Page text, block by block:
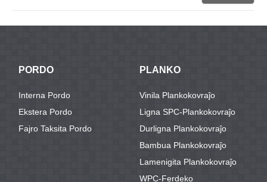
PORDO
Interna Pordo
Ekstera Pordo
Fajro Taksita Pordo
PLANKO
Vinila Plankokovraĵo
Ligna SPC-Plankokovraĵo
Durligna Plankokovraĵo
Bambua Plankokovraĵo
Lamenigita Plankokovraĵo
WPC-Ferdeko